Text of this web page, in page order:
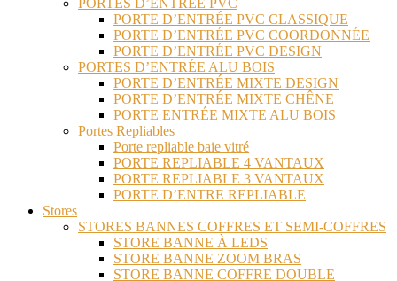
PORTES D’ENTRÉE PVC
PORTE D’ENTRÉE PVC CLASSIQUE
PORTE D’ENTRÉE PVC COORDONNÉE
PORTE D’ENTRÉE PVC DESIGN
PORTES D’ENTRÉE ALU BOIS
PORTE D’ENTRÉE MIXTE DESIGN
PORTE D’ENTRÉE MIXTE CHÊNE
PORTE ENTRÉE MIXTE ALU BOIS
Portes Repliables
Porte repliable baie vitré
PORTE REPLIABLE 4 VANTAUX
PORTE REPLIABLE 3 VANTAUX
PORTE D’ENTRE REPLIABLE
Stores
STORES BANNES COFFRES ET SEMI-COFFRES
STORE BANNE À LEDS
STORE BANNE ZOOM BRAS
STORE BANNE COFFRE DOUBLE